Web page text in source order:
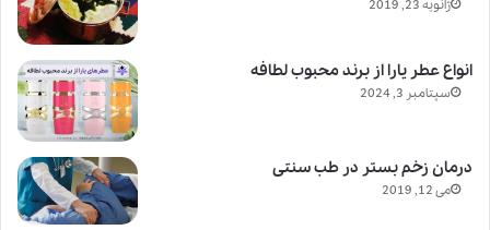
ژانویه 23, 2019
انواع عطر یارا از برند محبوب لطافه
سپتامبر 3, 2024
درمان زخم بستر در طب سنتی
می 12, 2019